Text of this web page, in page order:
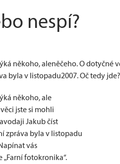
nespí?
někoho, aleněčeho. O
byla v listopadu2007. Oč tedy
někoho, ale
jste si mohli
Jakub číst
zpráva byla v listopadu
vás
„Farní fotokronika“.